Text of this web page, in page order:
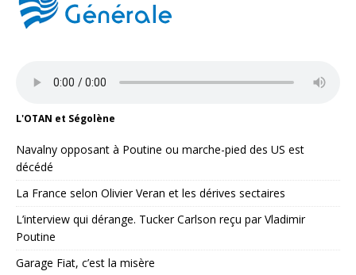
L'OTAN et Ségolène
Navalny opposant à Poutine ou marche-pied des US est
décédé
La France selon Olivier Veran et les dérives sectaires
L’interview qui dérange. Tucker Carlson reçu par Vladimir
Poutine
Garage Fiat, c’est la misère